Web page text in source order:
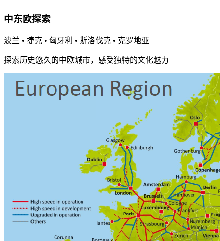
中东欧探索
波兰 • 捷克 • 匈牙利 • 斯洛伐克 • 克罗地亚
探索历史悠久的中欧城市，感受独特的文化魅力